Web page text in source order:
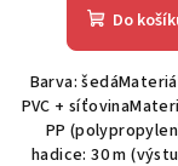
Do
Barva:
PVC +
PP
hadice: 30 m